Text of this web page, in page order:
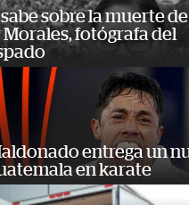
sobre la muerte de
fotógrafa del
entrega un
en karate